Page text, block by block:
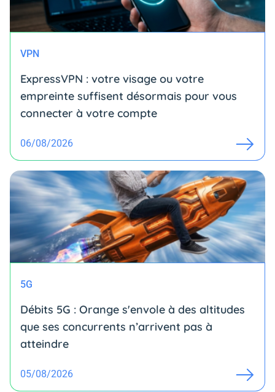
VPN
ExpressVPN : votre visage ou votre
empreinte suffisent désormais pour vous
connecter à votre compte
06/08/2026
5G
Débits 5G : Orange s'envole à des altitudes
que ses concurrents n’arrivent pas à
atteindre
05/08/2026